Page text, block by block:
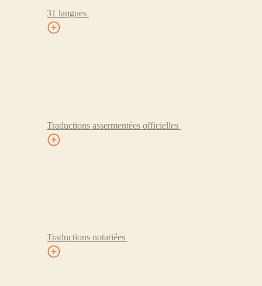
31 langues
Traductions assermentées officielles
Traductions notariées